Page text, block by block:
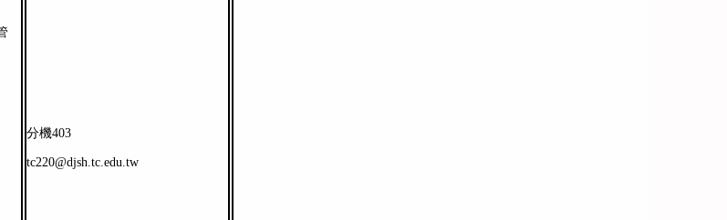
分機403
tc220@djsh.tc.edu.tw